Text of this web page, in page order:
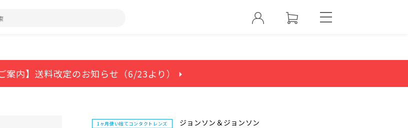
案内】送料改定のお知らせ（6/23より） ⏵
1ヶ月使い捨てコンタクトレンズ ジョンソン＆ジョンソン